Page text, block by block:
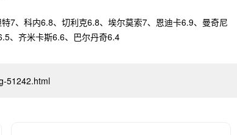
7、科内6.8、切利克6.8、埃尔莫索7、恩迪卡6.9、曼奇尼
、齐米卡斯6.6、巴尔丹奇6.4
51242.html